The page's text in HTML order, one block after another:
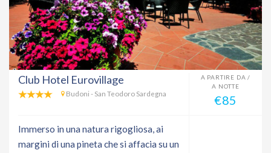
Club Hotel Eurovillage
Budoni - San Teodoro Sardegna
A PARTIRE DA /
A NOTTE
€85
Immerso in una natura rigogliosa, ai
margini di una pineta che si affacia su un